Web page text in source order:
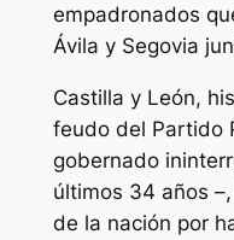
empadronados
Ávila y Segovia
Castilla y León,
feudo del Partido
gobernado
últimos 34 años
de la nación por